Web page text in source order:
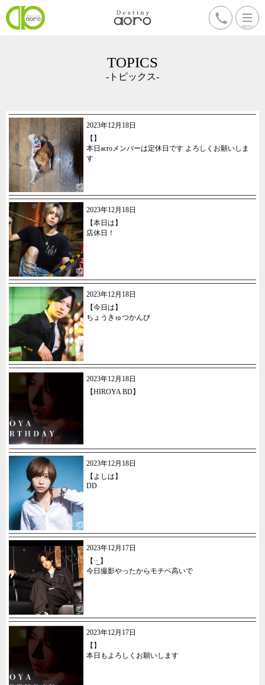
TOPICS
-トピックス-
2023年12月18日
【】
本日acroメンバーは定休日です よろしくお願いしま
す
2023年12月18日
【本日は】
店休日！
2023年12月18日
【今日は】
ちょうきゅつかんび
2023年12月18日
【HIROYA BD】
2023年12月18日
【よしは】
DD
2023年12月17日
【·͜· ︎︎】
今日撮影やったからモチベ高いで
2023年12月17日
【】
本日もよろしくお願いします